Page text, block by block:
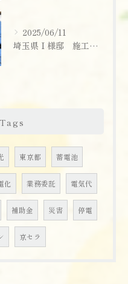
2025/06/11
埼玉県Ｉ様邸 施工実績
Tags
東京都 蓄電池
化 業務委託 電気代
補助金 災害 停電
京セラ
こちら